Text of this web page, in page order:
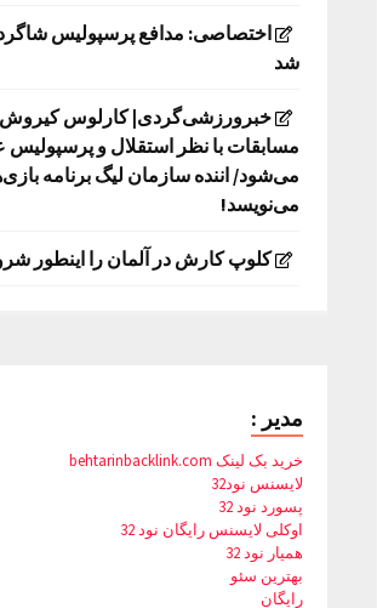
اختصاصی: مدافع پرسپولیس
شد
خبرورزشی‌گردی| کارلوس کیروش:
مسابقات با نظر استقلال و
می‌شود/ اننده سازمان لیگ برنامه
می‌نویسد!
کلوپ کارش در آلمان را اینطور
مدیر :
خرید بک لینک behtarinbacklink.com
لایسنس نود32
پسورد نود 32
اوکلی لایسنس رایگان نود 32
همیار نود 32
بهترین سئو
رایگان